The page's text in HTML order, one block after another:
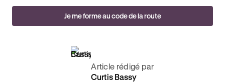
Je me forme au code de la route
Article rédigé par
Curtis Bassy